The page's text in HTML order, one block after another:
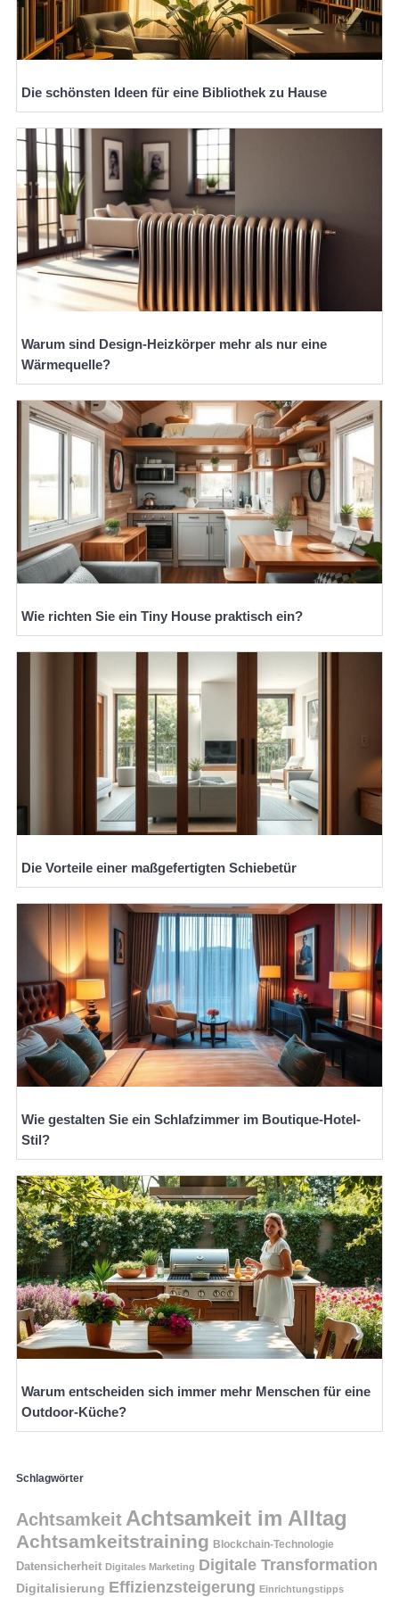
Die schönsten Ideen für eine Bibliothek zu Hause
Warum sind Design-Heizkörper mehr als nur eine
Wärmequelle?
Wie richten Sie ein Tiny House praktisch ein?
Die Vorteile einer maßgefertigten Schiebetür
Wie gestalten Sie ein Schlafzimmer im Boutique-Hotel-
Stil?
Warum entscheiden sich immer mehr Menschen für eine
Outdoor-Küche?
Schlagwörter
Achtsamkeit Achtsamkeit im Alltag
Achtsamkeitstraining Blockchain-Technologie
Datensicherheit Digitales Marketing Digitale Transformation
Digitalisierung Effizienzsteigerung Einrichtungstipps